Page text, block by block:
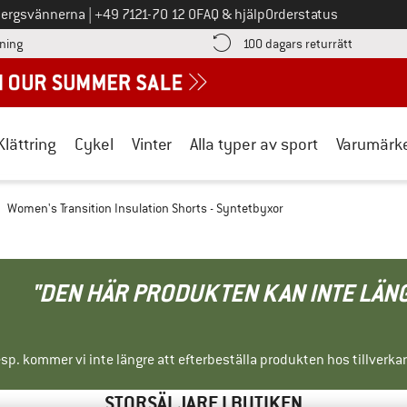
Ring oss på
+49 7121-70 12 0FAQ & hjälpOrderstatus
Hitta betalningsinformationen här! Öppnas i en inforuta
100 dagars returrätt Gå till
Cykel Vinter Alla typer av sport
Women's Transition Insulation Shorts - Syntetbyxor
"DEN HÄR PRODUKTEN KAN INTE
kommer vi inte längre att efterbeställa produkten hos